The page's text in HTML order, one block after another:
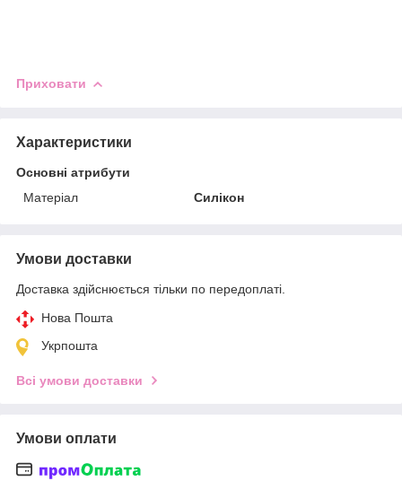
Приховати
Характеристики
Основні атрибути
Матеріал
Силікон
Умови доставки
Доставка здійснюється тільки по передоплаті.
Нова Пошта
Укрпошта
Всі умови доставки
Умови оплати